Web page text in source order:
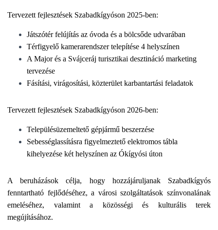
Tervezett fejlesztések Szabadkígyóson 2025-ben:
Játszótér felújítás az óvoda és a bölcsőde udvarában
Térfigyelő kamerarendszer telepítése 4 helyszínen
A Major és a Svájceráj turisztikai desztináció marketing
tervezése
Fásítási, virágosítási, közterület karbantartási feladatok
Tervezett fejlesztések Szabadkígyóson 2026-ben:
Településüzemeltető gépjármű beszerzése
Sebességlassításra figyelmeztető elektromos tábla
kihelyezése két helyszínen az Ókígyósi úton
A beruházások célja, hogy hozzájáruljanak Szabadkígyós
fenntartható fejlődéséhez, a városi szolgáltatások színvonalának
emeléséhez, valamint a közösségi és kulturális terek
megújításához.